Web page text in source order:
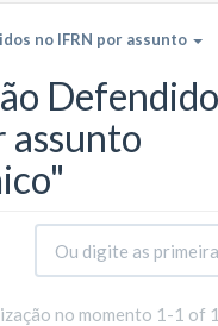
no IFRN por assunto
assunto
no momento 1-1 of 1